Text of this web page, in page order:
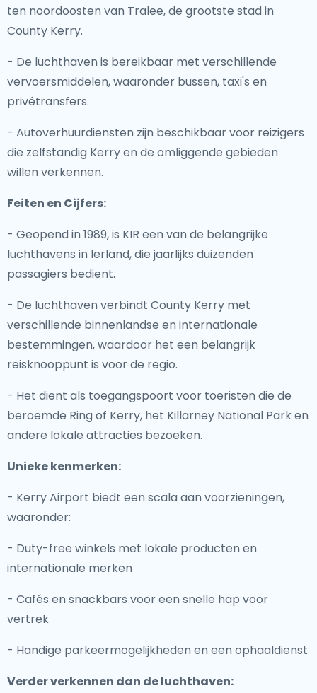
ten noordoosten van Tralee, de grootste stad in
County Kerry.
- De luchthaven is bereikbaar met verschillende
vervoersmiddelen, waaronder bussen, taxi's en
privétransfers.
- Autoverhuurdiensten zijn beschikbaar voor reizigers
die zelfstandig Kerry en de omliggende gebieden
willen verkennen.
Feiten en Cijfers:
- Geopend in 1989, is KIR een van de belangrijke
luchthavens in Ierland, die jaarlijks duizenden
passagiers bedient.
- De luchthaven verbindt County Kerry met
verschillende binnenlandse en internationale
bestemmingen, waardoor het een belangrijk
reisknooppunt is voor de regio.
- Het dient als toegangspoort voor toeristen die de
beroemde Ring of Kerry, het Killarney National Park en
andere lokale attracties bezoeken.
Unieke kenmerken:
- Kerry Airport biedt een scala aan voorzieningen,
waaronder:
- Duty-free winkels met lokale producten en
internationale merken
- Cafés en snackbars voor een snelle hap voor
vertrek
- Handige parkeermogelijkheden en een ophaaldienst
Verder verkennen dan de luchthaven: